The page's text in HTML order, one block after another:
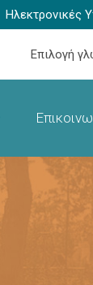
Ηλεκτρονικές
Επιλογή